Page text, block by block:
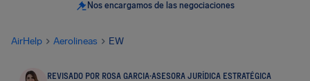
Nos encargamos de las negociaciones
AirHelp Aerolineas EW
REVISADO POR ROSA GARCIA·ASESORA JURÍDICA ESTRATÉGICA